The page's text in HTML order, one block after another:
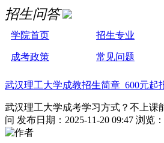
招生问答
学院首页 招生专业
成考政策 常见问题
武汉理工大学成教招生简章 600元起
武汉理工大学成考学习方式？不上课
问 发布日期：2025-11-20 09:47 浏览